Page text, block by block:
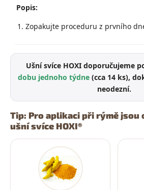
Zopakujte proceduru z prvního
Ušní svíce HOXI doporučujeme
dobu jednoho týdne (cca 14 ks),
neodezní.
Tip: Pro aplikaci při rýmě
ušní svíce HOXI®